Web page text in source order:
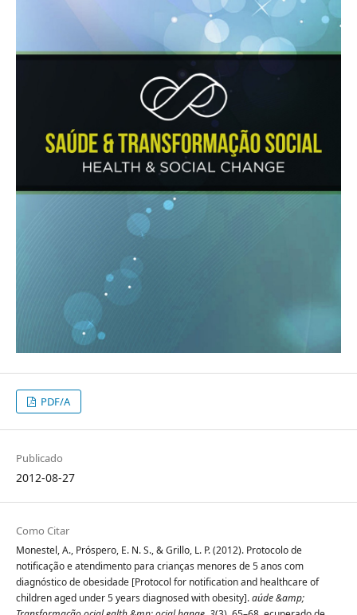
PDF/A
Publicado
2012-08-27
Como Citar
Monestel, A., Próspero, E. N. S., & Grillo, L. P. (2012). Protocolo de
notificação e atendimento para crianças menores de 5 anos com
diagnóstico de obesidade [Protocol for notification and healthcare of
children aged under 5 years diagnosed with obesity].aúde &amp;